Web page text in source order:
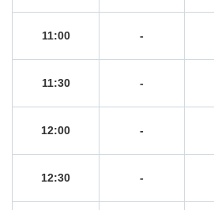
11:00 -
11:30 -
12:00 -
12:30 -